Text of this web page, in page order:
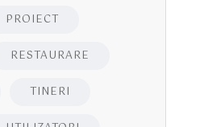
PROIECT
RESTAURARE
TINERI